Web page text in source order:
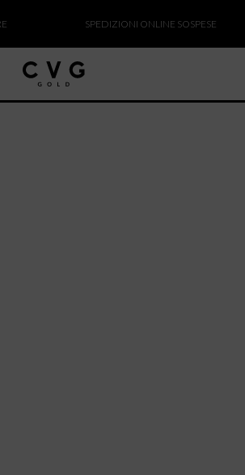
SPEDIZIONI ONLINE SOSPESE